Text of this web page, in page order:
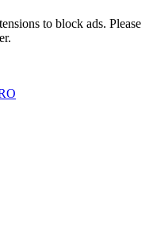
to block ads. Please